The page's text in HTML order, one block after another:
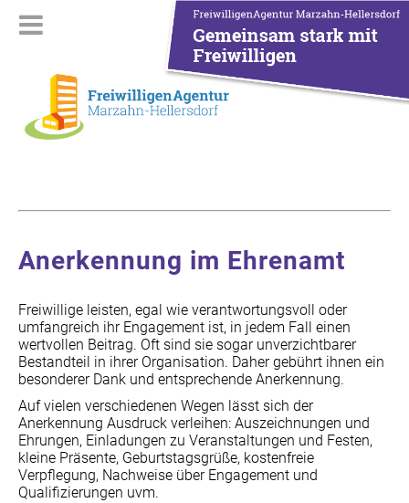
Anerkennung im Ehrenamt
Freiwillige leisten, egal wie verantwortungsvoll oder
umfangreich ihr Engagement ist, in jedem Fall einen
wertvollen Beitrag. Oft sind sie sogar unverzichtbarer
Bestandteil in ihrer Organisation. Daher gebührt ihnen ein
besonderer Dank und entsprechende Anerkennung.
Auf vielen verschiedenen Wegen lässt sich der
Anerkennung Ausdruck verleihen: Auszeichnungen und
Ehrungen, Einladungen zu Veranstaltungen und Festen,
kleine Präsente, Geburtstagsgrüße, kostenfreie
Verpflegung, Nachweise über Engagement und
Qualifizierungen uvm.